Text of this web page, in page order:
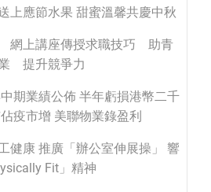
上應節水果 甜蜜溫馨共慶中秋
網上講座傳授求職技巧 助青
提升競爭力
期業績公佈 半年虧損港幣二千
疫市增 美聯物業錄盈利
健康 推廣「辦公室伸展操」 響
Fit」精神